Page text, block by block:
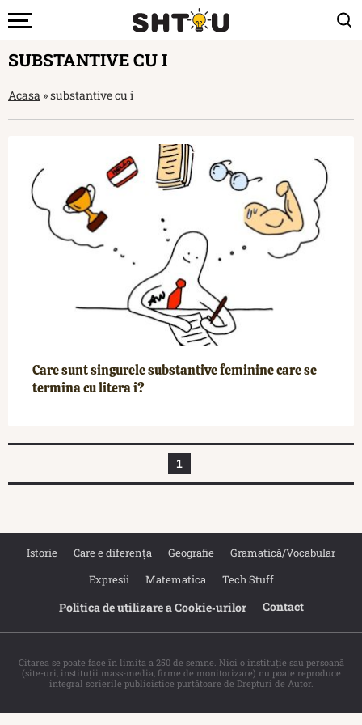
SUBSTANTIVE CU I
Acasa »substantive cu i
Care sunt singurele substantive feminine care se
termina cu litera i?
1
Istorie Care e diferența Geografie
Gramatică/Vocabular
Expresii
Matematica Tech Stuff
Politica de utilizare a Cookie‐urilor Contact
Citarea se poate face în limita a 250 de semne. Nici o instituţie sau persoană
(site-uri, instituţii mass-media, firme de monitorizare) nu poate reproduce
integral scrierile publicistice purtătoare de Drepturi de Autor.